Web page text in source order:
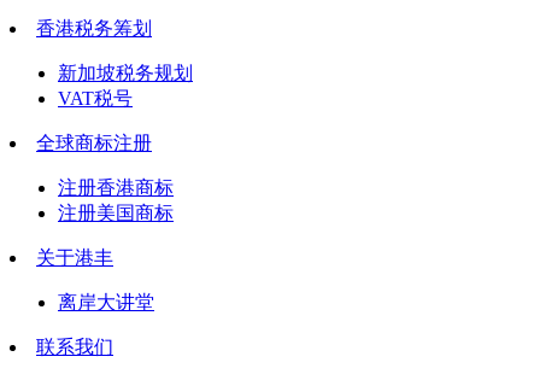
香港税务筹划
新加坡税务规划
VAT税号
全球商标注册
注册香港商标
注册美国商标
关于港丰
离岸大讲堂
联系我们